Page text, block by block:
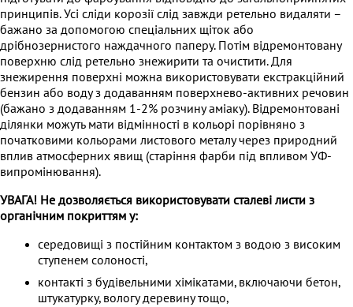
принципів. Усі сліди корозії слід завжди ретельно видаляти –
бажано за допомогою спеціальних щіток або
дрібнозернистого наждачного паперу. Потім відремонтовану
поверхню слід ретельно знежирити та очистити. Для
знежирення поверхні можна використовувати екстракційний
бензин або воду з додаванням поверхнево-активних речовин
(бажано з додаванням 1-2% розчину аміаку). Відремонтовані
ділянки можуть мати відмінності в кольорі порівняно з
початковими кольорами листового металу через природний
вплив атмосферних явищ (старіння фарби під впливом УФ-
випромінювання).
УВАГА! Не дозволяється використовувати сталеві листи з
органічним покриттям у:
середовищі з постійним контактом з водою з високим
ступенем солоності,
контакті з будівельними хімікатами, включаючи бетон,
штукатурку, вологу деревину тощо,